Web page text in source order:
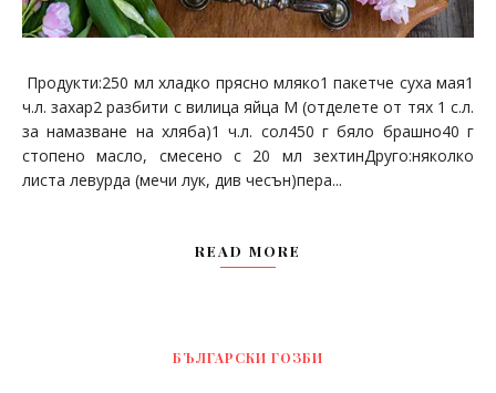
Продукти:250 мл хладко прясно мляко1 пакетче суха мая1
ч.л. захар2 разбити с вилица яйца М (отделете от тях 1 с.л.
за намазване на хляба)1 ч.л. сол450 г бяло брашно40 г
стопено масло, смесено с 20 мл зехтинДруго:няколко
листа левурда (мечи лук, див чесън)пера...
READ MORE
БЪЛГАРСКИ ГОЗБИ